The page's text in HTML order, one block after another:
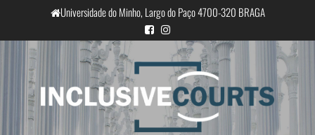
o
conteúdo
Universidade do Minho, Largo do Paço 4700-320 BRAGA